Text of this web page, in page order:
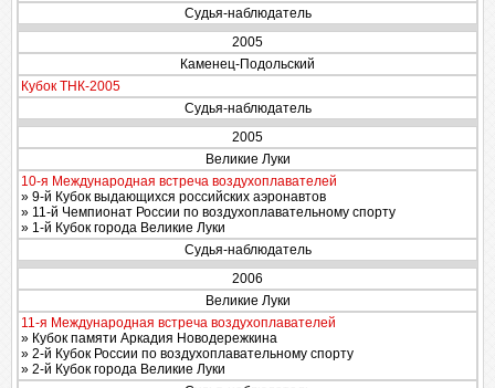
Судья-наблюдатель
2005
Каменец-Подольский
Кубок ТНК-2005
Судья-наблюдатель
2005
Великие Луки
10-я Международная встреча воздухоплавателей
» 9-й Кубок выдающихся российских аэронавтов
» 11-й Чемпионат России по воздухоплавательному спорту
» 1-й Кубок города Великие Луки
Судья-наблюдатель
2006
Великие Луки
11-я Международная встреча воздухоплавателей
» Кубок памяти Аркадия Новодережкина
» 2-й Кубок России по воздухоплавательному спорту
» 2-й Кубок города Великие Луки